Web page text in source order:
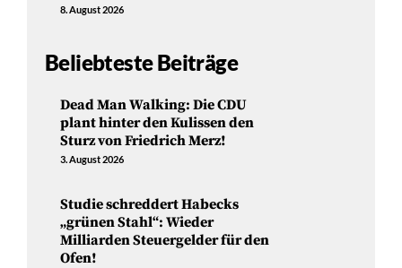
8. August 2026
Beliebteste Beiträge
Dead Man Walking: Die CDU
plant hinter den Kulissen den
Sturz von Friedrich Merz!
3. August 2026
Studie schreddert Habecks
„grünen Stahl“: Wieder
Milliarden Steuergelder für den
Ofen!